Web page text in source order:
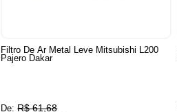
Filtro De Ar Metal Leve Mitsubishi L200
Pajero Dakar
De: R$ 61,68